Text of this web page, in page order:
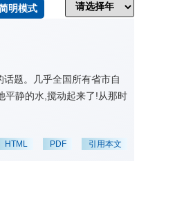
明模式
题。几乎全国所有省市自
平静的水,搅动起来了!从那时
HTML PDF 引用本文